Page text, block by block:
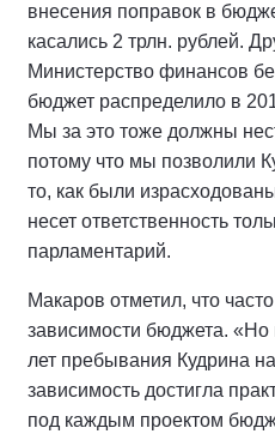
внесения поправок в
касались 2 трлн. рублей.
Министерство финансов
бюджет распределило в
Мы за это тоже должны
потому что мы позволили
то, как были
несет ответственность
парламентарий.
Макаров отметил, что
зависимости бюджета.
лет пребывания Кудрина
зависимость достигла
под каждым проектом